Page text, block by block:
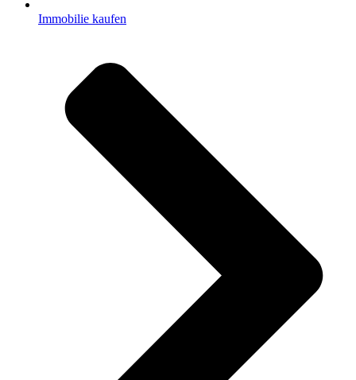
Immobilie kaufen